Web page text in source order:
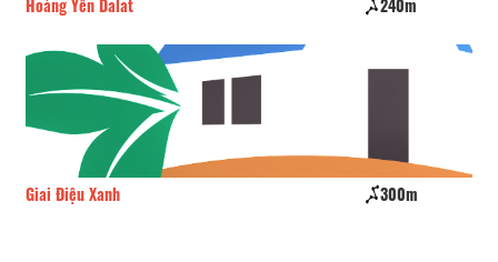
Hoàng Yến Dalat 240m
Giai Điệu Xanh 300m